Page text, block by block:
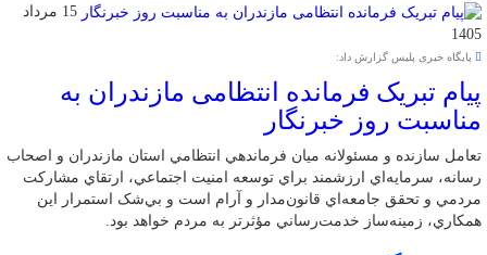
15 مرداد
1405
پایگاه خبری پلیس گزارش داد:
پیام تبریک فرمانده انتظامی مازندران به
مناسبت روز خبرنگار
تعامل سازنده و مسئولانه ميان فرماندهي انتظامي استان مازندران و اصحاب
رسانه، سرمايه‌اي ارزشمند براي توسعه امنيت اجتماعي، ارتقاي مشارکت
مردمي و تحقق جامعه‌اي قانون‌مدار و آرام است و بي‌شک استمرار اين
همکاري، زمينه‌ساز خدمت‌رساني مؤثرتر به مردم خواهد بود.